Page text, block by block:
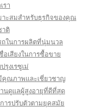
รา
าะสมสำหรับธุรกิจของคุณ
าติ
ในการผลิตที่นุ่มนวล
เสียงในการซื้อขาย
รุงเรซูเม่
คุณภาพและเชี่ยวชาญ
นดูแลผู้สูงอายุที่ดีที่สุด
ารปรับตัวตามยุคสมัย